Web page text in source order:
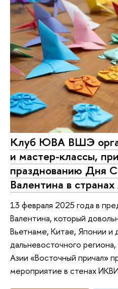
Клуб ЮВА ВШЭ
и мастер-классы,
празднованию Дня
Валентина в
13 февраля 2025 года в
Валентина, который
Вьетнаме, Китае, Японии и
дальневосточного
Азии «Восточный причал»
мероприятие в стенах